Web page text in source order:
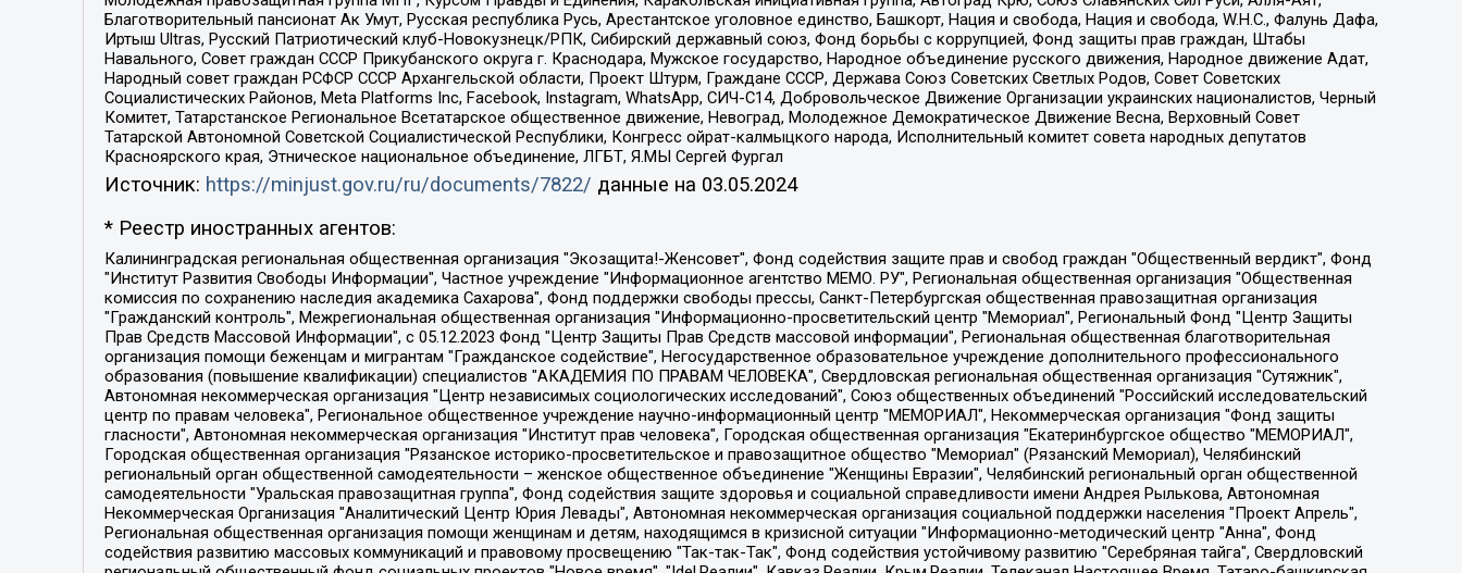
Благотворительный пансионат Ак Умут, Русская республика Русь, Арестантское уголовное единство, Башкорт, Нация и свобода, Нация и свобода, W.H.С., Фалунь Дафа,
Иртыш Ultras, Русский Патриотический клуб-Новокузнецк/РПК, Сибирский державный союз, Фонд борьбы с коррупцией, Фонд защиты прав граждан, Штабы
Навального, Совет граждан СССР Прикубанского округа г. Краснодара, Мужское государство, Народное объединение русского движения, Народное движение Адат,
Народный совет граждан РСФСР СССР Архангельской области, Проект Штурм, Граждане СССР, Держава Союз Советских Светлых Родов, Совет Советских
Социалистических Районов, Meta Platforms Inc, Facebook, Instagram, WhatsApp, СИЧ-С14, Добровольческое Движение Организации украинских националистов, Черный
Комитет, Татарстанское Региональное Всетатарское общественное движение, Невоград, Молодежное Демократическое Движение Весна, Верховный Совет
Татарской Автономной Советской Социалистической Республики, Конгресс ойрат-калмыцкого народа, Исполнительный комитет совета народных депутатов
Красноярского края, Этническое национальное объединение, ЛГБТ, Я.МЫ Сергей Фургал
Источник: https://minjust.gov.ru/ru/documents/7822/ данные на 03.05.2024
* Реестр иностранных агентов:
Калининградская региональная общественная организация "Экозащита!-Женсовет", Фонд содействия защите прав и свобод граждан "Общественный вердикт", Фонд "Институт Развития Свободы Информации", Частное учреждение "Информационное агентство МЕМО. РУ", Региональная общественная организация "Общественная комиссия по сохранению наследия академика Сахарова", Фонд поддержки свободы прессы, Санкт-Петербургская общественная правозащитная организация "Гражданский контроль", Межрегиональная общественная организация "Информационно-просветительский центр "Мемориал", Региональный Фонд "Центр Защиты Прав Средств Массовой Информации", с 05.12.2023 Фонд "Центр Защиты Прав Средств массовой информации", Региональная общественная благотворительная организация помощи беженцам и мигрантам "Гражданское содействие", Негосударственное образовательное учреждение дополнительного профессионального образования (повышение квалификации) специалистов "АКАДЕМИЯ ПО ПРАВАМ ЧЕЛОВЕКА", Свердловская региональная общественная организация "Сутяжник", Автономная некоммерческая организация "Центр независимых социологических исследований", Союз общественных объединений "Российский исследовательский центр по правам человека", Региональное общественное учреждение научно-информационный центр "МЕМОРИАЛ", Некоммерческая организация "Фонд защиты гласности", Автономная некоммерческая организация "Институт прав человека", Городская общественная организация "Екатеринбургское общество "МЕМОРИАЛ", Городская общественная организация "Рязанское историко-просветительское и правозащитное общество "Мемориал" (Рязанский Мемориал), Челябинский региональный орган общественной самодеятельности – женское общественное объединение "Женщины Евразии", Челябинский региональный орган общественной самодеятельности "Уральская правозащитная группа", Фонд содействия защите здоровья и социальной справедливости имени Андрея Рылькова, Автономная Некоммерческая Организация "Аналитический Центр Юрия Левады", Автономная некоммерческая организация социальной поддержки населения "Проект Апрель", Региональная общественная организация помощи женщинам и детям, находящимся в кризисной ситуации "Информационно-методический центр "Анна", Фонд содействия развитию массовых коммуникаций и правовому просвещению "Так-так-Так", Фонд содействия устойчивому развитию "Серебряная тайга", Свердловский региональный общественный фонд социальных проектов "Новое время", "Idel.Реалии", Кавказ.Реалии, Крым.Реалии, Телеканал Настоящее Время, Татаро-башкирская служба Радио Свобода (Azatliq Radiosi), Радио Свободная Европа/Радио Свобода (PCE/PC), "Сибирь.Реалии", "Фактограф", Благотворительный фонд помощи осужденным и их семьям, Автономная некоммерческая организация "Институт глобализации и социальных движений", Фонд "В защиту прав заключенных", Частное учреждение "Центр поддержки и содействия развитию средств массовой информации", Пензенский региональный общественный благотворительный фонд "Гражданский союз", "Север.Реалии", Некоммерческая организация Фонд "Правовая инициатива", Общество с ограниченной ответственностью "Радио Свободная Европа/Радио Свобода", Чешское информационное агентство "MEDIUM-ORIENT", Красноярская региональная общественная организация "Мы против СПИДа", Камалягин Денис Николаевич, Маркелов Сергей Евгеньевич, Пономарев Лев Александрович, Савицкая Людмила Алексеевна, Автономная некоммерческая организация "Центр по работе с проблемой насилия "НАСИЛИЮ.НЕТ", Межрегиональный профессиональный союз работников здравоохранения "Альянс врачей", Юридическое лицо, зарегистрированное в Латвийской Республике, SIA "Medusa Project" (регистрационный номер 40103797863, дата регистрации 10.06.2014), Некоммерческая организация "Фонд по борьбе с коррупцией", Автономная некоммерческая организация "Институт права и публичной политики", Баданин Роман Сергеевич, Гликин Максим Александрович, Железнова Мария Михайловна, Лукьянова Юлия Сергеевна, Маетная Елизавета Витальевна, Маняхин Петр Борисович, Чуракова Ольга Владимировна, Ярош Юлия Петровна, Юридическое лицо "The Insider SIA", зарегистрированное в Риге, Латвийская Республика (дата регистрации 26.06.2015), являющееся администратором доменного имени интернет-издания "The Insider SIA", https://theins.ru, Постернак Алексей Евгеньевич, Рубин Михаил Аркадьевич, Анин Роман Александрович, Юридическое лицо Istories fonds, зарегистрированное в Латвийской Республике (регистрационный номер 50008295751, дата регистрации 24.02.2020), Великовский Дмитрий Александрович, Долинина Ирина Николаевна, Мароховская Алеся Алексеевна, Шлейнов Роман Юрьевич, Шмагун Олеся Валентиновна, Общество с ограниченной ответственностью "Альтаир 2021", Общество с ограниченной ответственностью "Вега 2021", Общество с ограниченной ответственностью "Главный редактор 2021", Общество с ограниченной ответственностью "Ромашки монолит", Важенков Артем Валерьевич, Ивановская областная общественная организация "Центр гендерных исследований", Гурман Юрий Альбертович, Медиапроект "ОВД-Инфо", Егоров Владимир Владимирович, Жилинский Владимир Александрович, Общество с ограниченной ответственностью "ЗП", Иванова София Юрьевна, Карезина Инна Павловна, Кильтау Екатерина Викторовна, Петров Алексей Викторович, Пискунов Сергей Евгеньевич, Смирнов Сергей Сергеевич, Тихонов Михаил Сергеевич, Общество с ограниченной ответственностью "ЖУРНАЛИСТ-ИНОСТРАННЫЙ АГЕНТ", Арапова Галина Юрьевна, Вольтская Татьяна Анатольевна, Американская компания "Mason G.E.S. Anonymous Foundation" (США), являющаяся владельцем интернет-издания https://mnews.world/, Компания "Stichting Bellingcat", зарегистрированная в Нидерландах (дата регистрации 11.07.2018), Захаров Андрей Вячеславович, Клепиковская Екатерина Дмитриевна, Общество с ограниченной ответственностью "МЕМО", Перл Роман Александрович, Симонов Евгений Алексеевич, Соловьева Елена Анатольевна, Сотников Даниил Владимирович, Сурначева Елизавета Дмитриевна, Автономная некоммерческая организация по защите прав человека и информированию населения "Якутия – Наше Мнение", Общество с ограниченной ответственностью "Москоу диджитал медиа", с 26.01.2023 Общество с ограниченной ответственностью "Чайка Белые сады", Ветошкина Валерия Валерьевна, Заговора Максим Александрович, Межрегиональное общественное движение "Российская ЛГБТ - сеть", Оленичев Максим Владимирович, Павлов Иван Юрьевич, Скворцова Елена Сергеевна, Общество с ограниченной ответственностью "Как бы инагент", Кочетков Игорь Викторович, Общество с ограниченной ответственностью "Честные выборы", Еланчик Олег Александрович, Общество с ограниченной ответственностью "Нобелевский призыв", Гималова Регина Эмилевна, Григорьев Андрей Валерьевич, Григорьева Алина Александровна, Ассоциация по содействию защите прав призывников, альтернативнослужащих и военнослужащих "Правозащитная группа "Гражданин.Армия.Право", Хисамова Регина Фаритовна, Автономная некоммерческая организация по реализации социально-правовых программ "Лилит", Дальневосточное общественное движение "Маяк", Санкт-Петербургская ЛГБТ-инициативная группа "Выход", Инициативная группа ЛГБТ+ "Реверс", Алексеев Андрей Викторович, Бекбулатова Таисия Львовна, Беляев Иван Михайлович, Владыкина Елена Сергеевна, Гельман Марат Александрович, Никульшина Вероника Юрьевна, Толоконникова Надежда Андреевна, Шендерович Виктор Анатольевич, Общество с ограниченной ответственностью "Данное сообщение", Общество с ограниченной ответственностью Издательский дом "Новая глава", Айнбиндер Александра Александровна, Московский комьюнити-центр для ЛГБТ+инициатив, Благотворительный фонд развития филантропии, Deutsche Welle (Германия, Kurt-Schumacher-Strasse 3, 53113 Bonn), Борзунова Мария Михайловна, Воробьев Виктор Викторович, Голубева Анна Львовна, Константинова Алла Михайловна, Малкова Ирина Владимировна, Мурадов Мурад Абдулгалимович, Осетинская Елизавета Николаевна, Понасенков Евгений Николаевич, Ганапольский Матвей Юрьевич, Киселев Евгений Алексеевич, Борухович Ирина Григорьевна, Дремин Иван Тимофеевич, Дубровский Дмитрий Викторович, Красноярская региональная общественная организация поддержки и развития альтернативных образовательных технологий и межкультурных коммуникаций "ИНТЕРРА", Маяковская Екатерина Алексеевна, Фейгин Марк Захарович, Филимонов Андрей Викторович, Дзугкоева Регина Николаевна, Доброхотов Роман Александрович, Дудь Юрий Александрович, Елкин Сергей Владимирович, Кругликов Кирилл Игоревич, Сабунаева Мария Леонидовна, Семенов Алексей Владимирович, Шаинян Карен Багратович, Шульман Екатерина Михайловна, Асафьев Артур Валерьевич, Вахштайн Виктор Семенович, Венедиктов Алексей Алексеевич, Лушникова Екатерина Евгеньевна, Волков Леонид Михайлович, Невзоров Александр Глебович, Пархоменко Сергей Борисович, Сироткин Ярослав Николаевич, Кара-Мурза Владимир Владимирович, Баранова Наталья Владимировна, Гозман Леонид Яковлевич, Кагарлицкий Борис Юльевич, Климарев Михаил Валерьевич, Милов Владимир Станиславович, Автономная некоммерческая организация Краснодарский центр современного искусства "Типография", Моргенштерн Алишер Тагирович, Соболь Любовь Эдуардовна, Общество с ограниченной ответственностью "ЛИЗА НОРМ", Каспаров Гарри Кимович, Ходорковский Михаил Борисович, Общество с ограниченной ответственностью "Апрельские тезисы", Данилович Ирина Брониславовна, Кашин Олег Владимирович, Петров Николай Владимирович, Пивоваров Алексей Владимирович, Соколов Михаил Владимирович, Цветкова Юлия Владимировна, Чичваркин Евгений Александрович, Комитет против пыток/Команда против пыток, Общество с ограниченной ответственностью "Первый научный", Общество с ограниченной ответственностью "Вертолет и ко", Белоцерковская Вероника Борисовна, Кац Максим Евгеньевич, Лазарева Татьяна Юрьевна, Шаведдинов Руслан Табризович, Яшин Илья Валерьевич, Общество с ограниченной ответственностью "Иноагент ААВ", Алешковский Дмитрий Петрович, Альбац Евгения Марковна, Быков Дмитрий Львович, Галямина Юлия Евгеньевна, Лойко Сергей Леонидович, Мартынов Кирилл Константинович, Медведев Сергей Александрович, Крашенинников Федор Геннадиевич, Гордеева Катерина Вл